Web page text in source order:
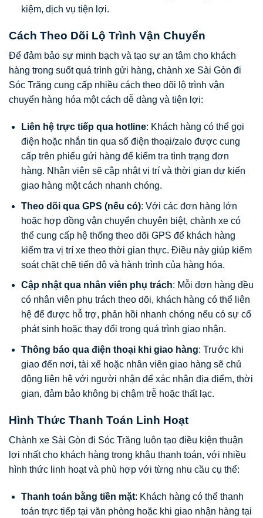
kiệm, dịch vụ tiện lợi.
Cách Theo Dõi Lộ Trình Vận Chuyển
Để đảm bảo sự minh bạch và tạo sự an tâm cho khách
hàng trong suốt quá trình gửi hàng, chành xe Sài Gòn đi
Sóc Trăng cung cấp nhiều cách theo dõi lộ trình vận
chuyển hàng hóa một cách dễ dàng và tiện lợi:
Liên hệ trực tiếp qua hotline: Khách hàng có thể gọi
điện hoặc nhắn tin qua số điện thoại/zalo được cung
cấp trên phiếu gửi hàng để kiểm tra tình trạng đơn
hàng. Nhân viên sẽ cập nhật vị trí và thời gian dự kiến
giao hàng một cách nhanh chóng.
Theo dõi qua GPS (nếu có): Với các đơn hàng lớn
hoặc hợp đồng vận chuyển chuyên biệt, chành xe có
thể cung cấp hệ thống theo dõi GPS để khách hàng
kiểm tra vị trí xe theo thời gian thực. Điều này giúp kiểm
soát chặt chẽ tiến độ và hành trình của hàng hóa.
Cập nhật qua nhân viên phụ trách: Mỗi đơn hàng đều
có nhân viên phụ trách theo dõi, khách hàng có thể liên
hệ để được hỗ trợ, phản hồi nhanh chóng nếu có sự cố
phát sinh hoặc thay đổi trong quá trình giao nhận.
Thông báo qua điện thoại khi giao hàng: Trước khi
giao đến nơi, tài xế hoặc nhân viên giao hàng sẽ chủ
động liên hệ với người nhận để xác nhận địa điểm, thời
gian, đảm bảo không bị chậm trễ hoặc thất lạc.
Hình Thức Thanh Toán Linh Hoạt
Chành xe Sài Gòn đi Sóc Trăng luôn tạo điều kiện thuận
lợi nhất cho khách hàng trong khâu thanh toán, với nhiều
hình thức linh hoạt và phù hợp với từng nhu cầu cụ thể:
Thanh toán bằng tiền mặt: Khách hàng có thể thanh
toán trực tiếp tại văn phòng hoặc khi giao nhận hàng tại